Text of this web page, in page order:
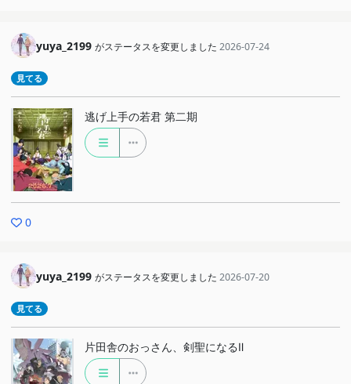
yuya_2199 がステータスを変更しました 2026-07-24
見てる
逃げ上手の若君 第二期
0
yuya_2199 がステータスを変更しました 2026-07-20
見てる
片田舎のおっさん、剣聖になるⅡ